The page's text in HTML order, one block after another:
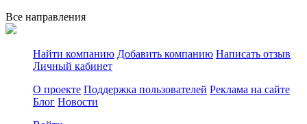
Все направления
Найти компанию Добавить компанию Написать отзыв
Личный кабинет
О проекте Поддержка пользователей Реклама на сайте
Блог Новости